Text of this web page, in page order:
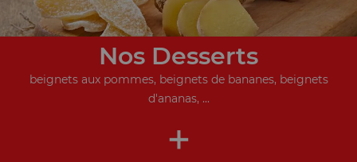
Nos Desserts
beignets aux pommes, beignets de bananes, beignets
d'ananas, ...
+